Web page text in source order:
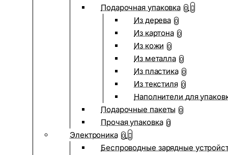
Подарочная упаковка 0
Из дерева 0
Из картона 0
Из кожи 0
Из металла 0
Из пластика 0
Из текстиля 0
Наполнители для
Подарочные пакеты 0
Прочая упаковка 0
Электроника 0
Беспроводные зарядные